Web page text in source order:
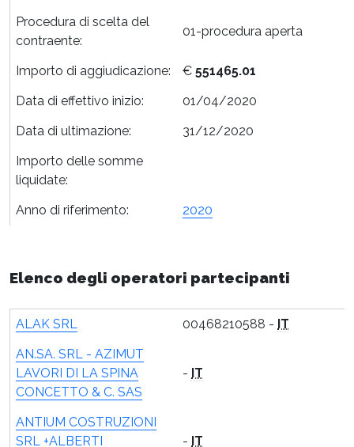
Procedura di scelta del
contraente:
01-procedura aperta
Importo di aggiudicazione: € 551465.01
Data di effettivo inizio:
01/04/2020
Data di ultimazione:
31/12/2020
Importo delle somme
liquidate:
Anno di riferimento:
2020
Elenco degli operatori partecipanti
ALAK SRL 00468210588 - IT
AN.SA. SRL - AZIMUT
LAVORI DI LA SPINA
CONCETTO & C. SAS
- IT
ANTIUM COSTRUZIONI
SRL +ALBERTI
- IT